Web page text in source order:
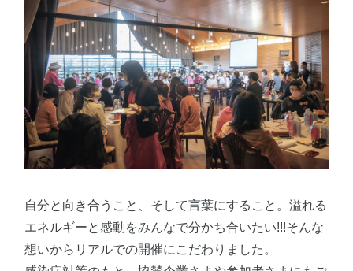
自分と向き合うこと、そして言葉にすること。溢れる
エネルギーと感動をみんなで分かち合いたい!!!そんな
想いからリアルでの開催にこだわりました。